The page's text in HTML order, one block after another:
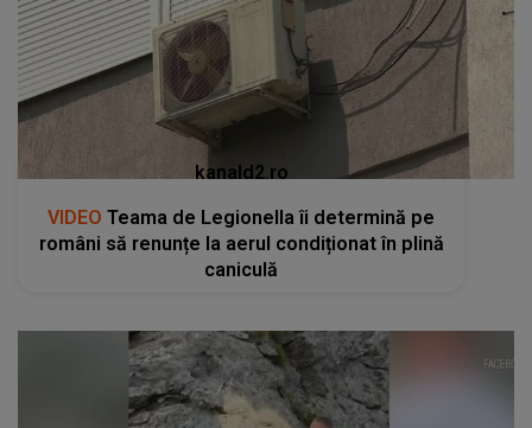
kanald2.ro
VIDEO Teama de Legionella îi determină pe
români să renunțe la aerul condiționat în plină
caniculă